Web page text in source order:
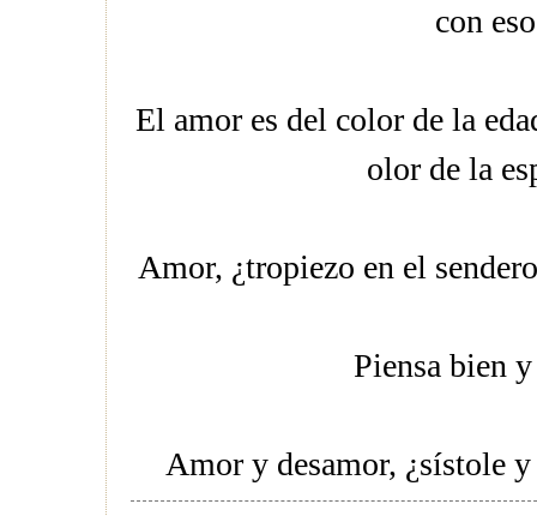
con
El amor es del color de la
olor de la
Amor, ¿tropiezo en el
Piensa bien
Amor y desamor, ¿sístole